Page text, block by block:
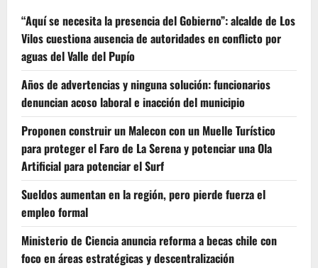
“Aquí se necesita la presencia del Gobierno”: alcalde de Los
Vilos cuestiona ausencia de autoridades en conflicto por
aguas del Valle del Pupío
Años de advertencias y ninguna solución: funcionarios
denuncian acoso laboral e inacción del municipio
Proponen construir un Malecon con un Muelle Turístico
para proteger el Faro de La Serena y potenciar una Ola
Artificial para potenciar el Surf
Sueldos aumentan en la región, pero pierde fuerza el
empleo formal
Ministerio de Ciencia anuncia reforma a becas chile con
foco en áreas estratégicas y descentralización